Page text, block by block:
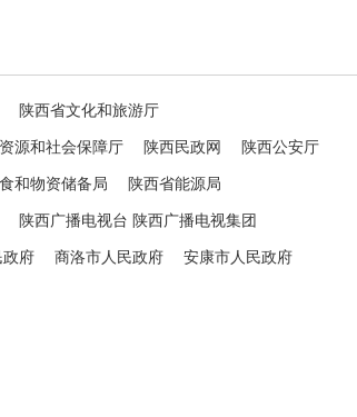
陕西省文化和旅游厅
源和社会保障厅 陕西民政网 陕西公安厅
和物资储备局 陕西省能源局
陕西广播电视台 陕西广播电视集团
府 商洛市人民政府 安康市人民政府